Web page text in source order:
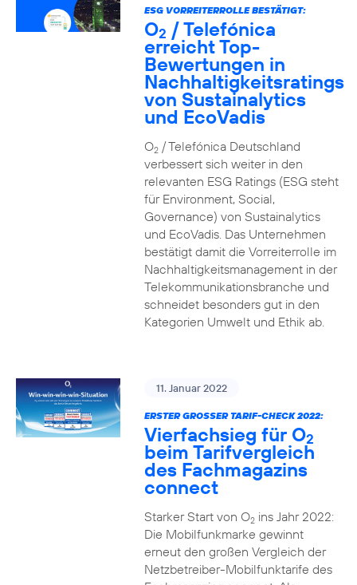
ESG VORREITERROLLE BESTÄTIGT:
O2 / Telefónica
erreicht Top-
Bewertungen in
Nachhaltigkeitsratings
von Sustainalytics
und EcoVadis
O2/ Telefónica Deutschland
verbessert sich weiter in den
relevanten ESG Ratings (ESG steht
für Environment, Social,
Governance) von Sustainalytics
und EcoVadis. Das Unternehmen
bestätigt damit die Vorreiterrolle im
Nachhaltigkeitsmanagement in der
Telekommunikationsbranche und
schneidet besonders gut in den
Kategorien Umwelt und Ethik ab.
11. Januar 2022
ERSTER GROSSER TARIF-CHECK 2022:
Vierfachsieg für O2
beim Tarifvergleich
des Fachmagazins
connect
Starker Start von O2ins Jahr 2022:
Die Mobilfunkmarke gewinnt
erneut den großen Vergleich der
Netzbetreiber-Mobilfunktarife des